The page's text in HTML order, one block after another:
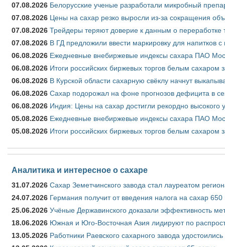
07.08.2026 Белорусские ученые разработали микробный
07.08.2026 Цены на сахар резко выросли из-за сокращения
07.08.2026 Трейдеры теряют доверие к данным о переработке
07.08.2026 В ГД предложили ввести маркировку для напитков
06.08.2026 Ежедневные внебиржевые индексы сахара ПАО
06.08.2026 Итоги российских биржевых торгов белым сахаром
06.08.2026 В Курской области сахарную свёклу начнут
06.08.2026 Сахар подорожал на фоне прогнозов дефицита в
06.08.2026 Индия: Цены на сахар достигли рекордно высокого
05.08.2026 Ежедневные внебиржевые индексы сахара ПАО
05.08.2026 Итоги российских биржевых торгов белым сахаром
Аналитика и интересное о сахаре
31.07.2026 Сахар Земетчинского завода стал лауреатом
24.07.2026 Германия получит от введения налога на сахар
25.06.2026 Учёные Державинского доказали эффективность
18.06.2026 Южная и Юго-Восточная Азия лидируют по
13.05.2026 Работники Раевского сахарного завода удостоились